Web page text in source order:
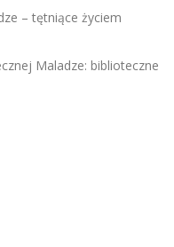
– tętniące życiem
Maladze: biblioteczne